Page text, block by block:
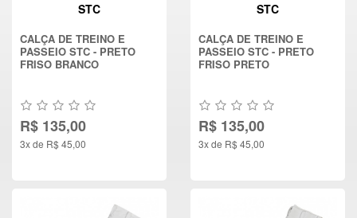
STC
CALÇA DE TREINO E
PASSEIO STC - PRETO
FRISO BRANCO
R$ 135,00
3x de R$ 45,00
STC
CALÇA DE TREINO E
PASSEIO STC - PRETO
FRISO PRETO
R$ 135,00
3x de R$ 45,00